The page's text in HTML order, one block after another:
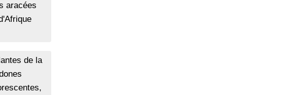
aracées
de la